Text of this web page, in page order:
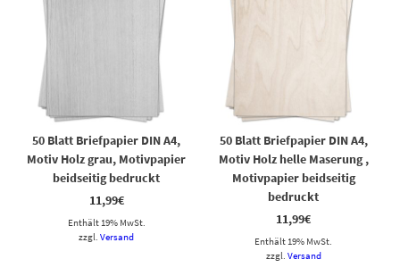
50 Blatt Briefpapier DIN A4,
Motiv Holz grau, Motivpapier
beidseitig bedruckt
11,99€
Enthält 19% MwSt.
zzgl.Versand
50 Blatt Briefpapier DIN A4,
Motiv Holz helle Maserung ,
Motivpapier beidseitig
bedruckt
11,99€
Enthält 19% MwSt.
zzgl. Versand